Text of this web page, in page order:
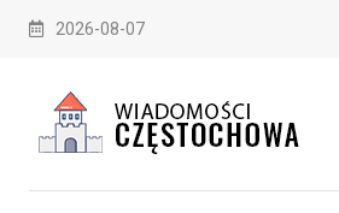
Skip
2026-08-07